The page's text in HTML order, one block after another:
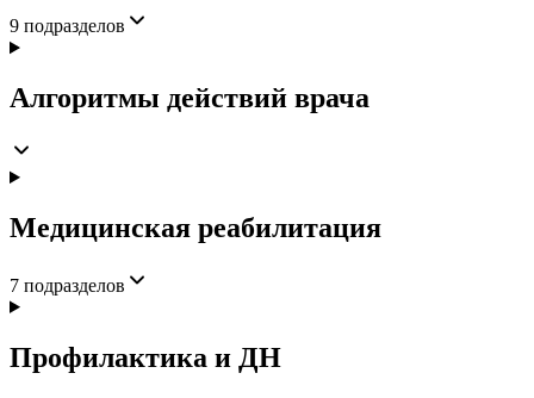
9 подразделов
Алгоритмы действий врача
Медицинская реабилитация
7 подразделов
Профилактика и ДН